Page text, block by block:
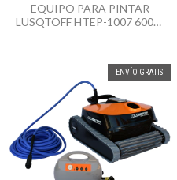
EQUIPO PARA PINTAR
LUSQTOFF HTEP-1007 600W
ENVÍO GRATIS